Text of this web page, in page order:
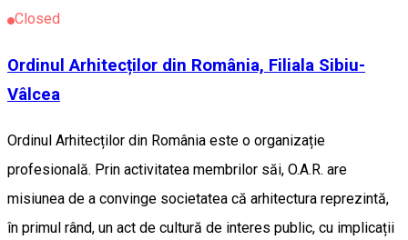
Closed
Ordinul Arhitecților din România, Filiala Sibiu-
Vâlcea
Ordinul Arhitecților din România este o organizație
profesională. Prin activitatea membrilor săi, O.A.R. are
misiunea de a convinge societatea că arhitectura reprezintă,
în primul rând, un act de cultură de interes public, cu implicații